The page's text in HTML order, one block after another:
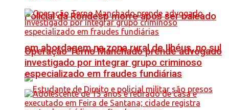
Policial da Rondesp morre após ser baleado
em abordagem na zona rural de Ilhéus, no sul
Operação Terno Manchado prende advogado
investigado por integrar grupo criminoso
especializado em fraudes fundiárias